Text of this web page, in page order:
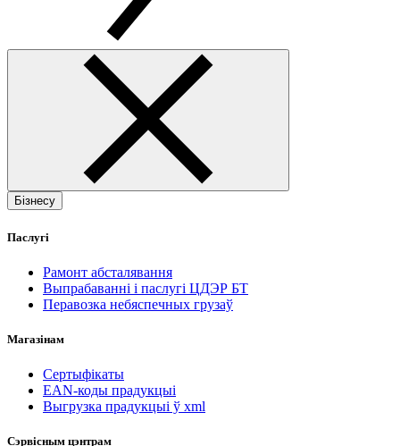
Бізнесу
Паслугі
Рамонт абсталявання
Выпрабаванні і паслугі ЦДЭР БТ
Перавозка небяспечных грузаў
Магазінам
Сертыфікаты
EAN-коды прадукцыі
Выгрузка прадукцыі ў xml
Сэрвісным цэнтрам